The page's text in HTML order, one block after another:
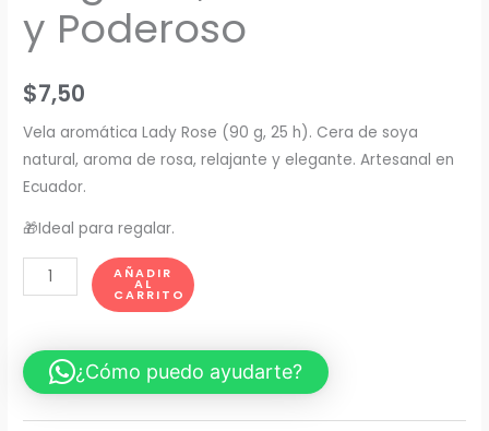
y Poderoso
$7,50
Vela aromática Lady Rose (90 g, 25 h). Cera de soya
natural, aroma de rosa, relajante y elegante. Artesanal en
Ecuador.
🎁Ideal para regalar.
Vela
Aromática
Rose
90g
AÑADIR
AL
CARRITO
¿Cómo puedo ayudarte?